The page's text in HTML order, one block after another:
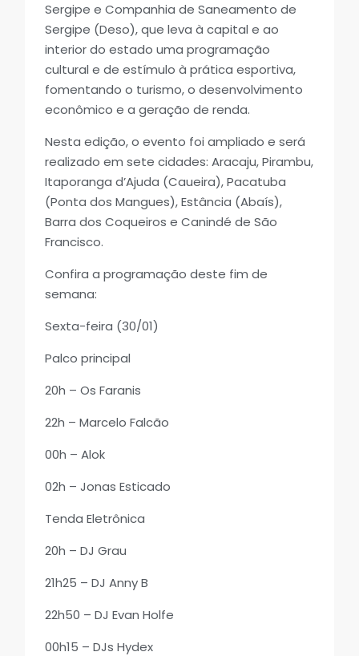
Sergipe e Companhia de Saneamento de
Sergipe (Deso), que leva à capital e ao
interior do estado uma programação
cultural e de estímulo à prática esportiva,
fomentando o turismo, o desenvolvimento
econômico e a geração de renda.
Nesta edição, o evento foi ampliado e será
realizado em sete cidades: Aracaju, Pirambu,
Itaporanga d’Ajuda (Caueira), Pacatuba
(Ponta dos Mangues), Estância (Abaís),
Barra dos Coqueiros e Canindé de São
Francisco.
Confira a programação deste fim de
semana:
Sexta-feira (30/01)
Palco principal
20h – Os Faranis
22h – Marcelo Falcão
00h – Alok
02h – Jonas Esticado
Tenda Eletrônica
20h – DJ Grau
21h25 – DJ Anny B
22h50 – DJ Evan Holfe
00h15 – DJs Hydex